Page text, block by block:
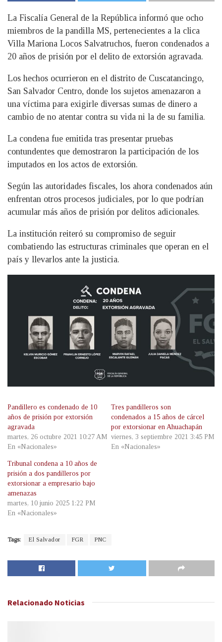
La Fiscalía General de la República informó que ocho
miembros de la pandilla MS, pertenecientes a la clica
Villa Mariona Locos Salvatruchos, fueron condenados a
20 años de prisión por el delito de extorsión agravada.
Los hechos ocurrieron en el distrito de Cuscatancingo,
San Salvador Centro, donde los sujetos amenazaron a
una víctima para exigirle diversas sumas de dinero a
cambio de no atentar contra su vida ni la de su familia.
La condena fue emitida tras presentar pruebas
contundentes que demostraron la participación de los
imputados en los actos de extorsión.
Según las autoridades fiscales, los ahora condenados aún
enfrentan otros procesos judiciales, por lo que podrían
acumular más años de prisión por delitos adicionales.
La institución reiteró su compromiso de seguir
combatiendo las estructuras criminales que operan en el
país y llevarlos ante la justicia.
Pandillero es condenado de 10
años de prisión por extorsión
agravada
martes, 26 octubre 2021 10:27 AM
En «Nacionales»
Tres pandilleros son
condenados a 15 años de cárcel
por extorsionar en Ahuachapán
viernes, 3 septiembre 2021 3:45 PM
En «Nacionales»
Tribunal condena a 10 años de
prisión a dos pandilleros por
extorsionar a empresario bajo
amenazas
martes, 10 junio 2025 1:22 PM
En «Nacionales»
Tags: El Salvador FGR PNC
Relacionado Noticias